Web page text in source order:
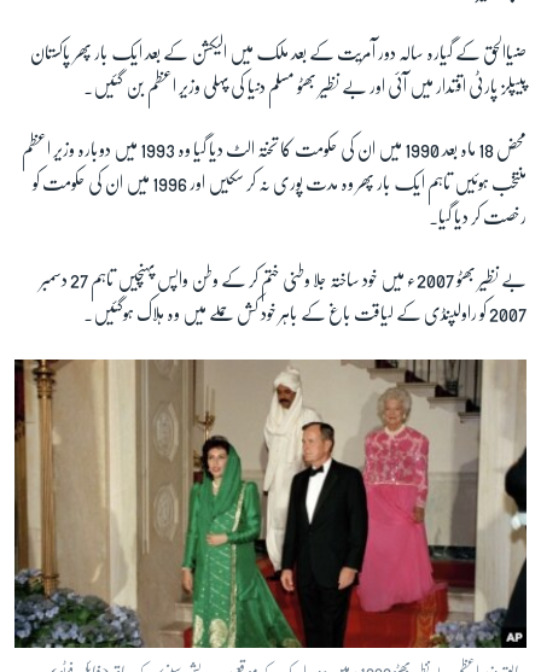
ضیاالحق کے گیارہ سالہ دور آمریت کے بعد ملک میں الیکشن کے بعد ایک بار پھر پاکستان
پیپلز پارٹی اقتدار میں آئی اور بے نظیر بھٹو مسلم دنیا کی پہلی وزیر اعظم بن گئیں۔
محض 18 ماہ بعد 1990 میں ان کی حکومت کا تختہ الٹ دیا گیا وہ 1993 میں دوبارہ وزیر اعظم
منتخب ہوئیں تاہم ایک بار پھر وہ مدت پوری نہ کر سکیں اور 1996 میں ان کی حکومت کو
رخصت کر دیا گیا۔
بے نظیر بھٹو 2007ء میں خود ساختہ جلا وطنی ختم کر کے وطن واپس پہنچیں تاہم 27 دسمبر
2007 کو راولپنڈی کے لیاقت باغ کے باہر خود کش حملے میں وہ ہلاک ہوگئیں۔